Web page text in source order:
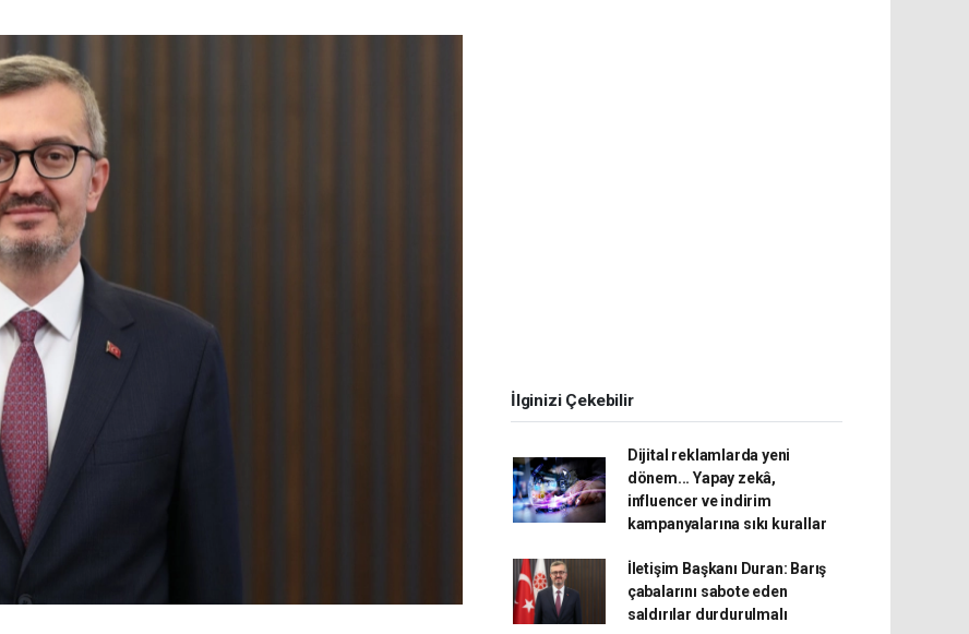
İlginizi Çekebilir
Dijital reklamlarda yeni
dönem... Yapay zekâ,
influencer ve indirim
kampanyalarına sıkı kurallar
İletişim Başkanı Duran: Barış
çabalarını sabote eden
saldırılar durdurulmalı